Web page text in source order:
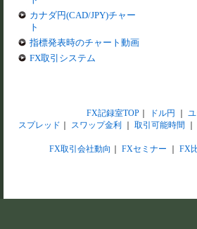
カナダ円(CAD/JPY)チャー
ト
指標発表時のチャート動画
FX取引システム
FX記録室TOP｜ ドル円
スプレッド
スワップ金利 取引可能時間
FX取引会社動向 FXセミナー FX